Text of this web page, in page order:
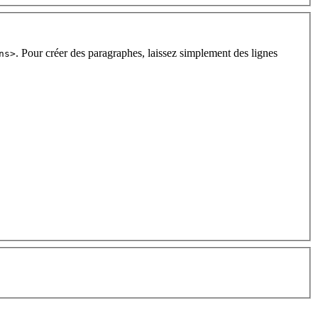
. Pour créer des paragraphes, laissez simplement des lignes